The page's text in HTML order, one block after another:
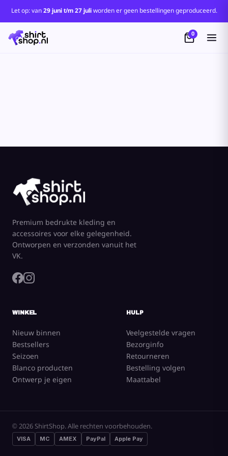
Let op: van29 juni t/m 27 juliworden er geen bestellingen geproduceerd.
0
Premium bedrukte kleding en
accessoires voor elke gelegenheid.
Ontworpen en verzonden vanuit het
VK.
WINKEL
Nieuw binnen
Bestsellers
Seizoen
Blanco producten
Ontwerp je eigen
HULP
Veelgestelde vragen
Bezorginfo
Retourneren
Bestelling volgen
Maattabel
© 2026 ShirtShop. Alle rechten voorbehouden.
VISA MC AMEX PayPal Apple Pay